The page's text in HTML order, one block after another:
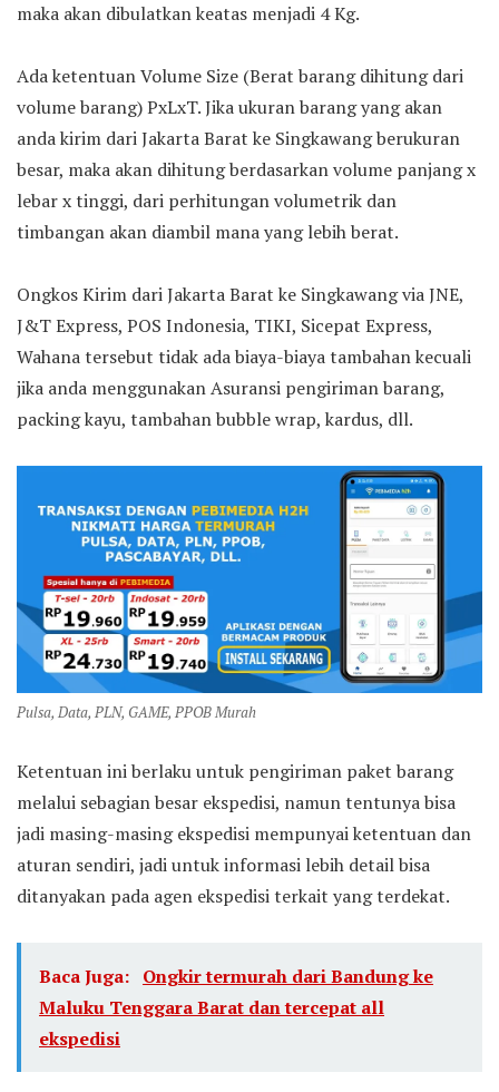
maka akan dibulatkan keatas menjadi 4 Kg.
Ada ketentuan Volume Size (Berat barang dihitung dari
volume barang) PxLxT. Jika ukuran barang yang akan
anda kirim dari Jakarta Barat ke Singkawang berukuran
besar, maka akan dihitung berdasarkan volume panjang x
lebar x tinggi, dari perhitungan volumetrik dan
timbangan akan diambil mana yang lebih berat.
Ongkos Kirim dari Jakarta Barat ke Singkawang via JNE,
J&T Express, POS Indonesia, TIKI, Sicepat Express,
Wahana tersebut tidak ada biaya-biaya tambahan kecuali
jika anda menggunakan Asuransi pengiriman barang,
packing kayu, tambahan bubble wrap, kardus, dll.
Pulsa, Data, PLN, GAME, PPOB Murah
Ketentuan ini berlaku untuk pengiriman paket barang
melalui sebagian besar ekspedisi, namun tentunya bisa
jadi masing-masing ekspedisi mempunyai ketentuan dan
aturan sendiri, jadi untuk informasi lebih detail bisa
ditanyakan pada agen ekspedisi terkait yang terdekat.
Baca Juga: Ongkir termurah dari Bandung ke
Maluku Tenggara Barat dan tercepat all
ekspedisi